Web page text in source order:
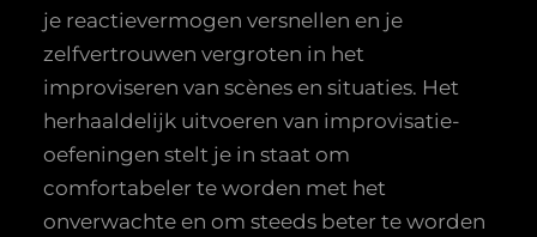
je reactievermogen versnellen en je
zelfvertrouwen vergroten in het
improviseren van scènes en situaties. Het
herhaaldelijk uitvoeren van improvisatie-
oefeningen stelt je in staat om
comfortabeler te worden met het
onverwachte en om steeds beter te worden